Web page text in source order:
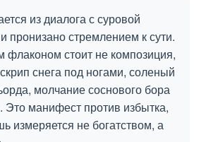
из диалога с суровой
пронизано стремлением к сути.
флаконом стоит не композиция,
снега под ногами, соленый
молчание соснового бора
Это манифест против избытка,
измеряется не богатством, а